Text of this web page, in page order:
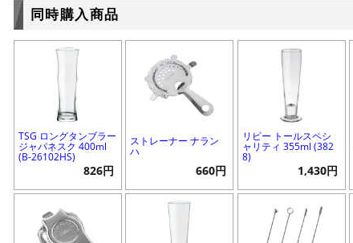
同時購入商品
TSG ロングタンブラー
ジャパネスク 400ml
(B-26102HS)
826円
ストレーナー ナラン
ハ
660円
リビー トールスペシ
ャリティ 355ml (382
8)
1,430円